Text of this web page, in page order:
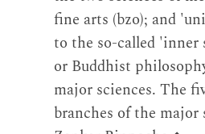
fine arts (bzo); and
to the so-called 'inner
or Buddhist
major sciences. The
branches of the major